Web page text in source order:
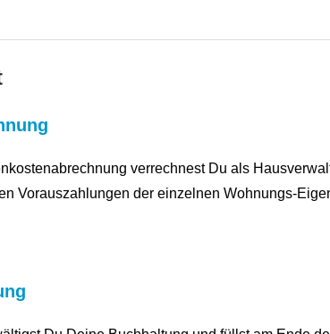
verrechnest Du als
Vorauszahlungen der einzelnen Wohnungs-